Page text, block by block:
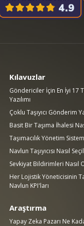
Kılavuzlar
Göndericiler İçin En İyi 17
Yazılımı
Çoklu Taşıyıcı Gönderim
Basit Bir Taşıma İhalesi
Taşımacılık Yönetim
Navlun Taşıyıcısı Nasıl
Sevkiyat Bildirimleri Nasıl
Her Lojistik Yöneticisinin
Navlun KPI'ları
Araştırma
Yapay Zeka Pazarı Ne